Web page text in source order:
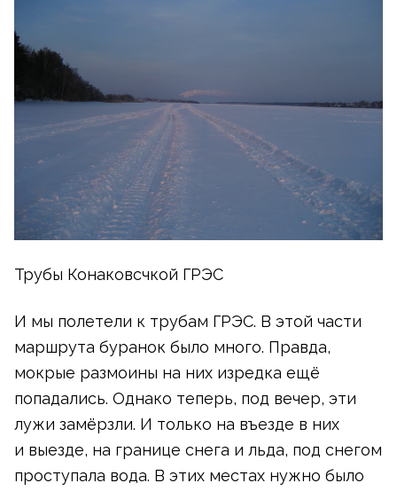
Трубы Конаковсчкой ГРЭС
И мы полетели к трубам ГРЭС. В этой части
маршрута буранок было много. Правда,
мокрые размоины на них изредка ещё
попадались. Однако теперь, под вечер, эти
лужи замёрзли. И только на въезде в них
и выезде, на границе снега и льда, под снегом
проступала вода. В этих местах нужно было